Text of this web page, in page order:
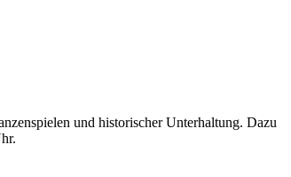
und historischer Unterhaltung. Dazu